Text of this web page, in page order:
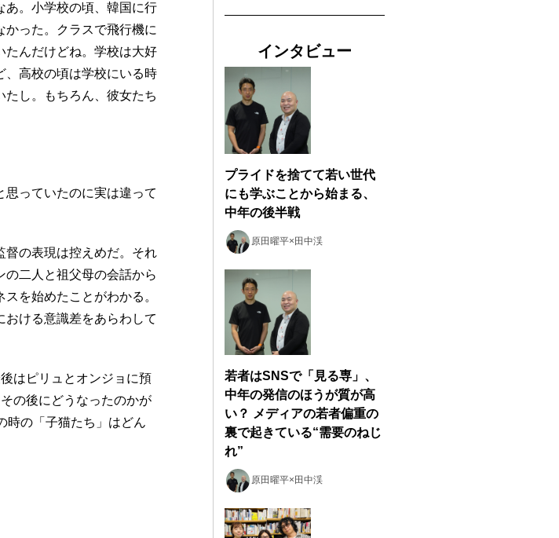
あ。小学校の頃、韓国に行
かった。クラスで飛行機に
たんだけどね。学校は大好
、高校の頃は学校にいる時
たし。もちろん、彼女たち
っていたのに実は違って
の表現は控えめだ。それ
二人と祖父母の会話から
を始めたことがわかる。
ける意識差をあらわして
はピリュとオンジョに預
の後にどうなったのかが
時の「子猫たち」はどん
インタビュー
プライドを捨てて若い世代
にも学ぶことから始まる、
中年の後半戦
原田曜平×田中渓
若者はSNSで「見る専」、
中年の発信のほうが質が高
い？ メディアの若者偏重の
裏で起きている“需要のねじ
れ”
原田曜平×田中渓